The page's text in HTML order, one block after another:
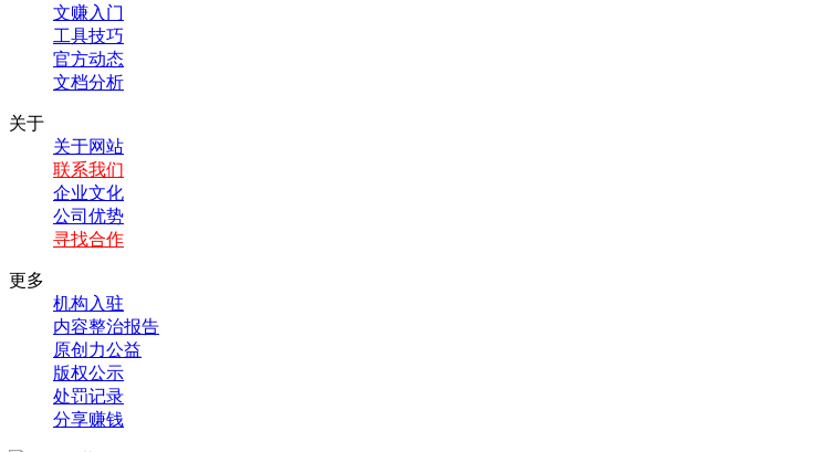
文赚入门
工具技巧
官方动态
文档分析
关于
关于网站
联系我们
企业文化
公司优势
寻找合作
更多
机构入驻
内容整治报告
原创力公益
版权公示
处罚记录
分享赚钱